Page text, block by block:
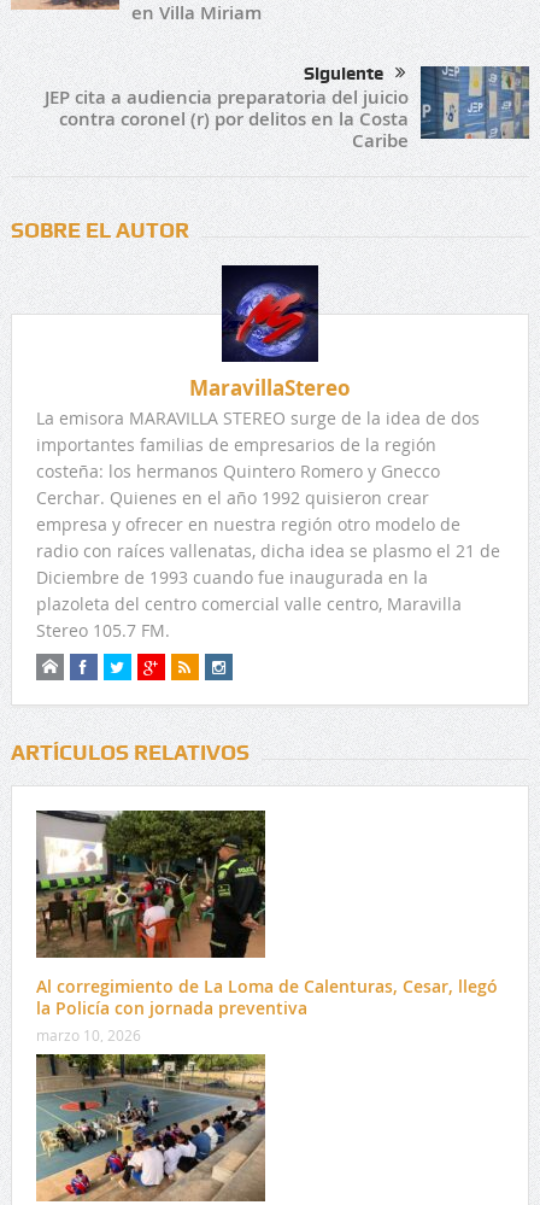
en Villa Miriam
Siguiente
JEP cita a audiencia preparatoria del juicio
contra coronel (r) por delitos en la Costa
Caribe
SOBRE EL AUTOR
MaravillaStereo
La emisora MARAVILLA STEREO surge de la idea de dos
importantes familias de empresarios de la región
costeña: los hermanos Quintero Romero y Gnecco
Cerchar. Quienes en el año 1992 quisieron crear
empresa y ofrecer en nuestra región otro modelo de
radio con raíces vallenatas, dicha idea se plasmo el 21 de
Diciembre de 1993 cuando fue inaugurada en la
plazoleta del centro comercial valle centro, Maravilla
Stereo 105.7 FM.
ARTÍCULOS RELATIVOS
Al corregimiento de La Loma de Calenturas, Cesar, llegó
la Policía con jornada preventiva
marzo 10, 2026